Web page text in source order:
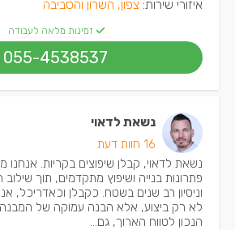
איזורי שירות: צפון, השרון והסביבה
זמינות מלאה לעבודה
055-4538537
נשאת לדאוי
16 חוות דעת
נשאת לדאוי, קבלן שיפוצים בקריות. אנחנו
פתרונות בנייה ושיפוץ מתקדמים, תוך
וניסיון רב שנים בשטח. כקבלן וכאדריכל,
לא רק ביצוע, אלא הבנה עמוקה של
הנכון לטווח הארוך, גם...